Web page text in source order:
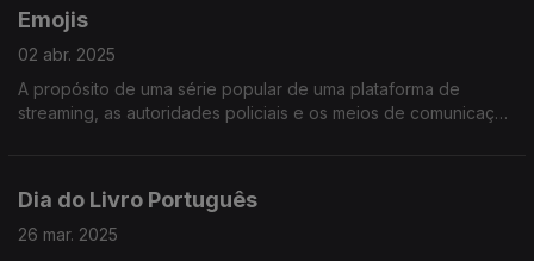
Emojis
02 abr. 2025
A propósito de uma série popular de uma plataforma de
streaming, as autoridades policiais e os meios de comunicação
Dia do Livro Português
26 mar. 2025